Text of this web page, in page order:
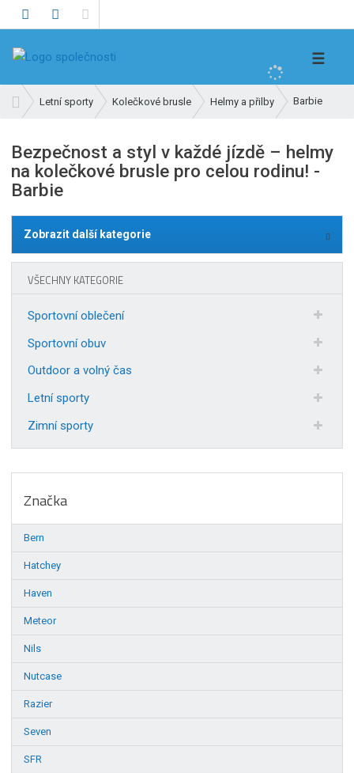
h
d
a
☰
v
d
n
í
a
Letní sporty Kolečkové brusle Helmy a přilby Barbie
Bezpečnost a styl v každé jízdě – helmy
na kolečkové brusle pro celou rodinu! -
Barbie
Zobrazit další kategorie
VŠECHNY KATEGORIE
Sportovní oblečení
Sportovní obuv
Outdoor a volný čas
Letní sporty
Zimní sporty
Značka
Bern
Hatchey
Haven
Meteor
Nils
Nutcase
Razier
Seven
SFR